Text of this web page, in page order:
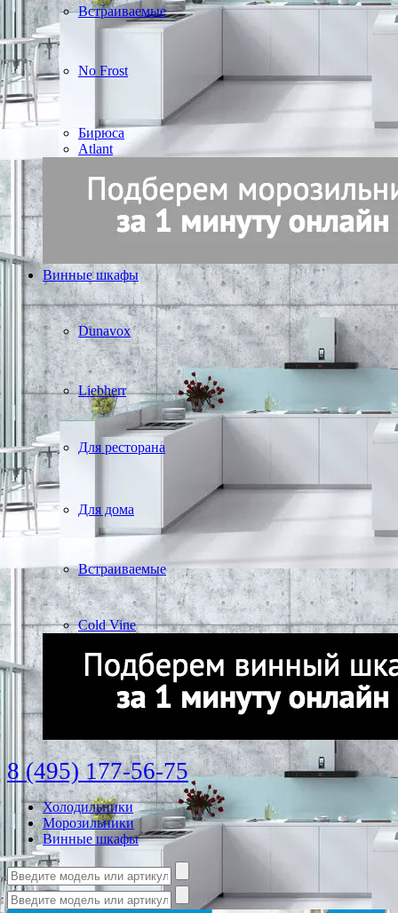
Встраиваемые
No Frost
Бирюса
Atlant
Винные шкафы
Dunavox
Liebherr
Для ресторана
Для дома
Встраиваемые
Cold Vine
8 (495) 177-56-75
Холодильники
Морозильники
Винные шкафы